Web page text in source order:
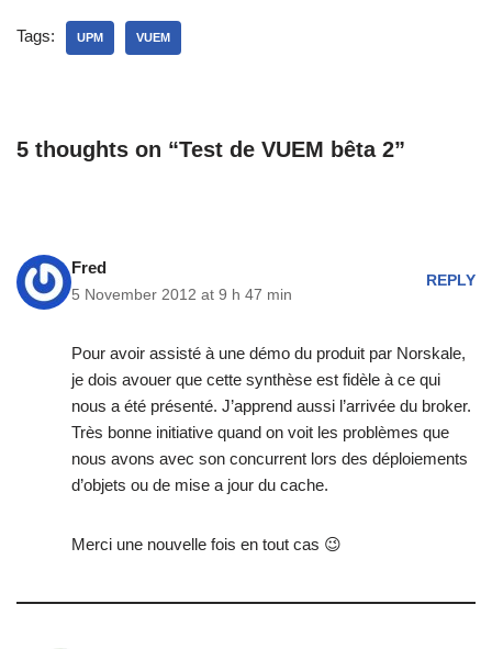
Tags: UPM VUEM
5 thoughts on “Test de VUEM bêta 2”
Fred
5 November 2012 at 9 h 47 min
REPLY
Pour avoir assisté à une démo du produit par Norskale,
je dois avouer que cette synthèse est fidèle à ce qui
nous a été présenté. J’apprend aussi l’arrivée du broker.
Très bonne initiative quand on voit les problèmes que
nous avons avec son concurrent lors des déploiements
d’objets ou de mise a jour du cache.
Merci une nouvelle fois en tout cas 😉